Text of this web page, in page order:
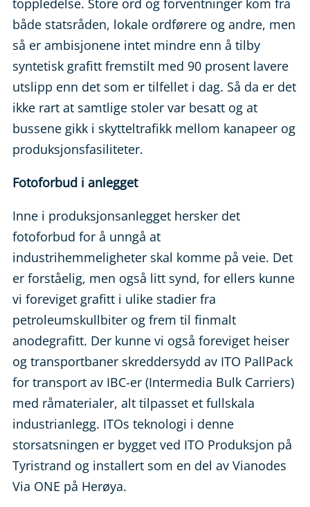
toppledelse. Store ord og forventninger kom fra
både statsråden, lokale ordførere og andre, men
så er ambisjonene intet mindre enn å tilby
syntetisk grafitt fremstilt med 90 prosent lavere
utslipp enn det som er tilfellet i dag. Så da er det
ikke rart at samtlige stoler var besatt og at
bussene gikk i skytteltrafikk mellom kanapeer og
produksjonsfasiliteter.
Fotoforbud i anlegget
Inne i produksjonsanlegget hersker det
fotoforbud for å unngå at
industrihemmeligheter skal komme på veie. Det
er forståelig, men også litt synd, for ellers kunne
vi foreviget grafitt i ulike stadier fra
petroleumskullbiter og frem til finmalt
anodegrafitt. Der kunne vi også foreviget heiser
og transportbaner skreddersydd av ITO PallPack
for transport av IBC-er (Intermedia Bulk Carriers)
med råmaterialer, alt tilpasset et fullskala
industrianlegg. ITOs teknologi i denne
storsatsningen er bygget ved ITO Produksjon på
Tyristrand og installert som en del av Vianodes
Via ONE på Herøya.